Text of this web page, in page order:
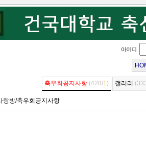
축우회공지사항 (428/1) 갤러리
랑방/축우회공지사항